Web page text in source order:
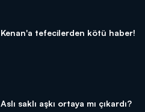
Kenan'a tefecilerden kötü haber!
Aslı saklı aşkı ortaya mı çıkardı?